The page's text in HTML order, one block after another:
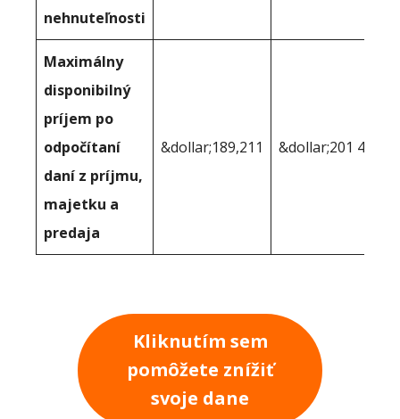
nehnuteľnosti
Maximálny
disponibilný
príjem po
odpočítaní
daní z príjmu,
majetku a
predaja
&dollar;189,211 &dollar;201 459
Kliknutím sem
pomôžete znížiť
svoje dane